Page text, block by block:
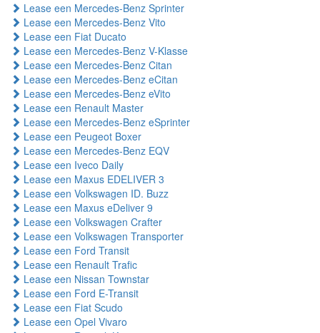
Lease een Mercedes-Benz Sprinter
Lease een Mercedes-Benz Vito
Lease een Fiat Ducato
Lease een Mercedes-Benz V-Klasse
Lease een Mercedes-Benz Citan
Lease een Mercedes-Benz eCitan
Lease een Mercedes-Benz eVito
Lease een Renault Master
Lease een Mercedes-Benz eSprinter
Lease een Peugeot Boxer
Lease een Mercedes-Benz EQV
Lease een Iveco Daily
Lease een Maxus EDELIVER 3
Lease een Volkswagen ID. Buzz
Lease een Maxus eDeliver 9
Lease een Volkswagen Crafter
Lease een Volkswagen Transporter
Lease een Ford Transit
Lease een Renault Trafic
Lease een Nissan Townstar
Lease een Ford E-Transit
Lease een Fiat Scudo
Lease een Opel Vivaro